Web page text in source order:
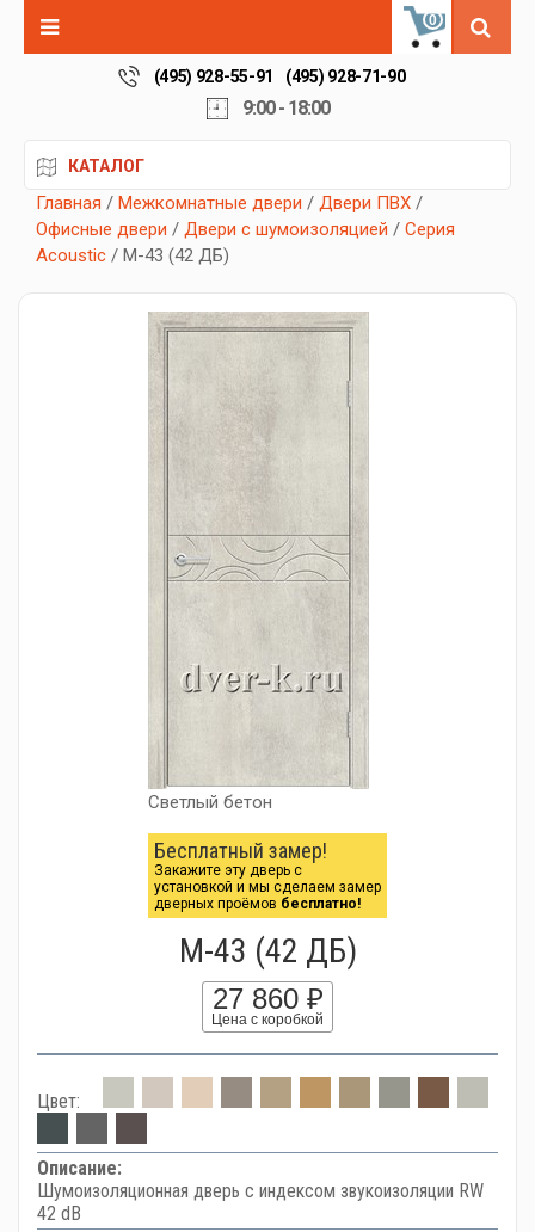
0
(495) 928-55-91 (495) 928-71-90
9:00 - 18:00
КАТАЛОГ
Главная / Межкомнатные двери / Двери ПВХ /
Офисные двери / Двери с шумоизоляцией / Серия
Acoustic / М-43 (42 ДБ)
Светлый бетон
Бесплатный замер!
Закажите эту дверь с
установкой и мы сделаем замер
дверных проёмов бесплатно!
М-43 (42 ДБ)
27 860 ₽
Цена с коробкой
Цвет:
Описание:
Шумоизоляционная дверь с индексом звукоизоляции RW
42 dB